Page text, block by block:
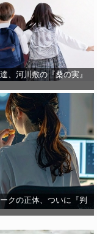
、河川敷の『桑の実』
クの正体、ついに『判